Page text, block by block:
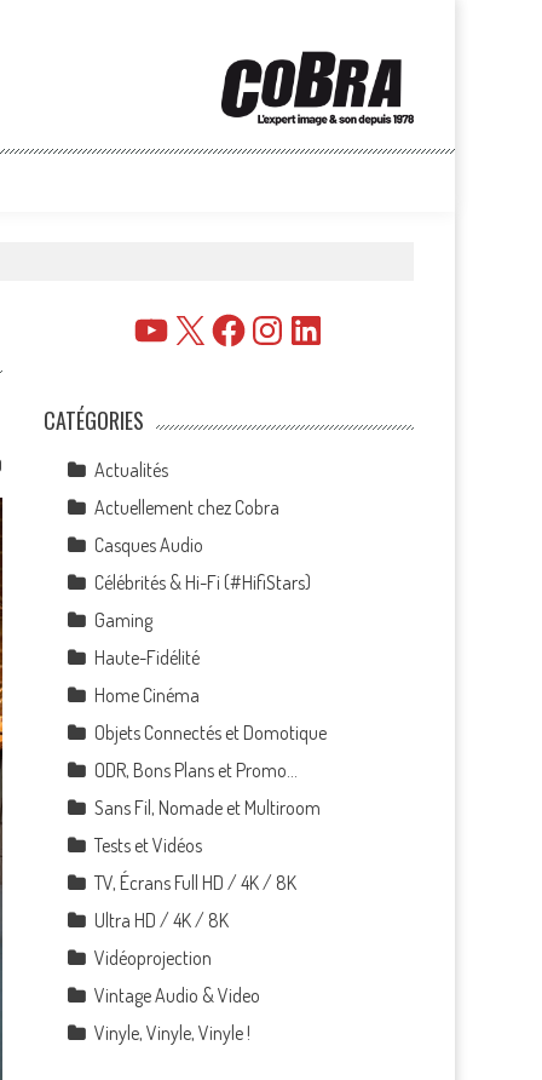
YouTube
X FacebookInstagramLinkedIn
CATÉGORIES
Actualités
Actuellement chez Cobra
Casques Audio
Célébrités & Hi-Fi (#HifiStars)
Gaming
Haute-Fidélité
Home Cinéma
Objets Connectés et Domotique
ODR, Bons Plans et Promo…
Sans Fil, Nomade et Multiroom
Tests et Vidéos
TV, Écrans Full HD / 4K / 8K
Ultra HD / 4K / 8K
Vidéoprojection
Vintage Audio & Video
Vinyle, Vinyle, Vinyle !